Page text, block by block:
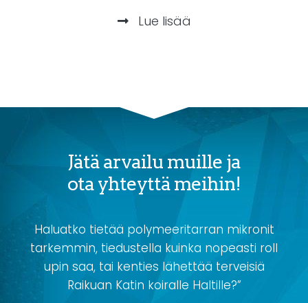
Lue lisää
Jätä arvailu muille ja
ota yhteyttä meihin!
Haluatko tietää polymeeritarran mikronit
tarkemmin, tiedustella kuinka nopeasti roll
upin saa, tai kenties lähettää terveisiä
Raikuan Katin koiralle Haltille?”